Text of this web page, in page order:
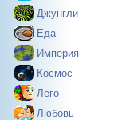
Джунгли
Еда
Империя
Космос
Лего
Любовь